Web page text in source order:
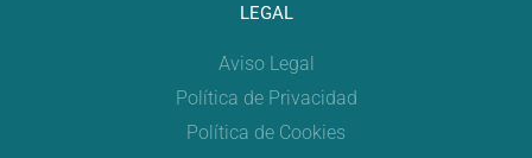
LEGAL
Aviso Legal
Política de Privacidad
Política de Cookies